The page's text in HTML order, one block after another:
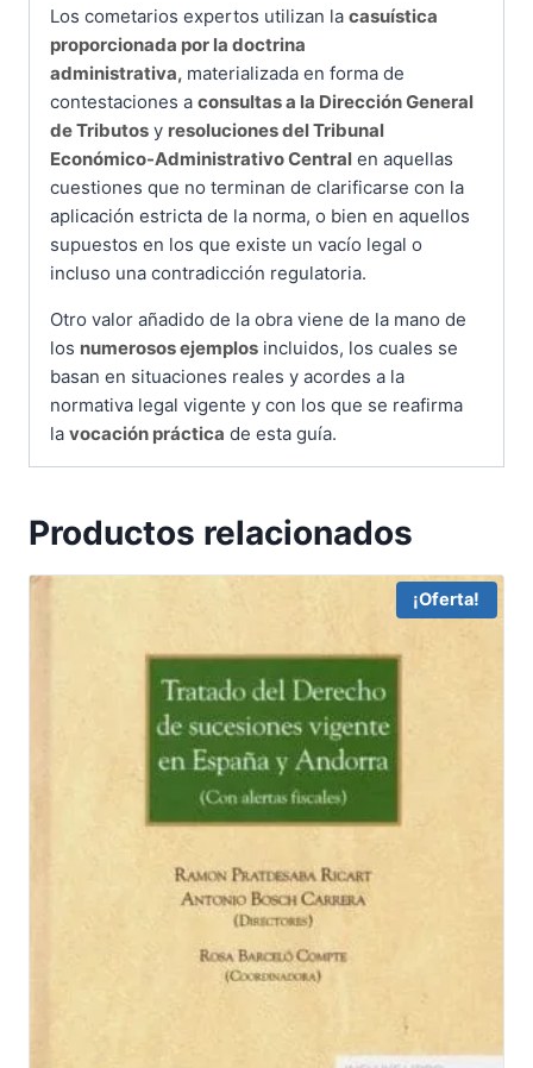
Los cometarios expertos utilizan la casuística
proporcionada por la doctrina
administrativa, materializada en forma de
contestaciones a consultas a la Dirección General
de Tributos y resoluciones del Tribunal
Económico-Administrativo Central en aquellas
cuestiones que no terminan de clarificarse con la
aplicación estricta de la norma, o bien en aquellos
supuestos en los que existe un vacío legal o
incluso una contradicción regulatoria.
Otro valor añadido de la obra viene de la mano de
los numerosos ejemplos incluidos, los cuales se
basan en situaciones reales y acordes a la
normativa legal vigente y con los que se reafirma
la vocación práctica de esta guía.
Productos relacionados
¡Oferta!